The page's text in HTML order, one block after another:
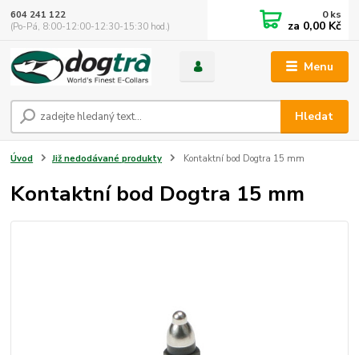
Menu
Hledat
604 241 122
(Po-Pá, 8:00-12:00-12:30-15:30 hod.)
0ks
za 0,00 Kč
Úvod Již nedodávané produkty Kontaktní bod Dogtra 15 mm
Kontaktní bod Dogtra 15 mm